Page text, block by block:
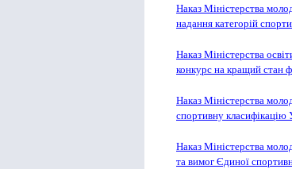
Наказ Міністерства
надання категорій
Наказ Міністерства
конкурс на кращий стан
Наказ Міністерства
спортивну класифікацію
Наказ Міністерства
та вимог Єдиної